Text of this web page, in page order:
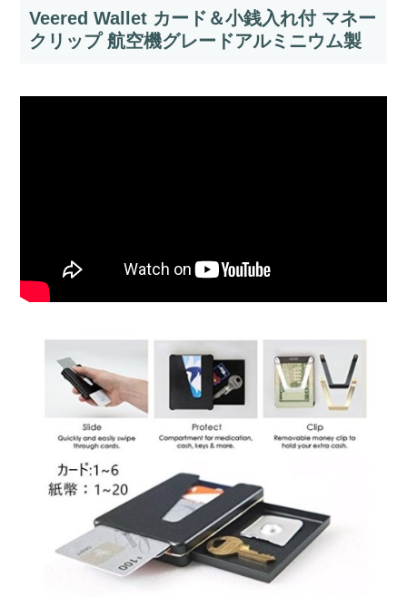
Veered Wallet カード＆小銭入れ付 マネー
クリップ 航空機グレードアルミニウム製